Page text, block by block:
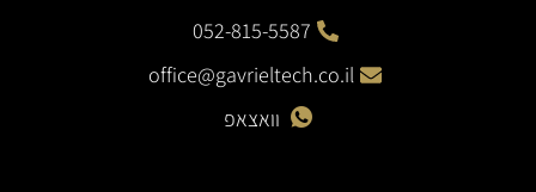
052-815-5587
office@gavrieltech.co.il
וואצאפ